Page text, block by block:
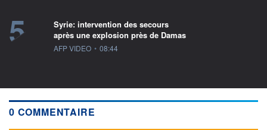
5
Syrie: intervention des secours
après une explosion près de Damas
information fournie par
AFP VIDEO • 08:44
0 COMMENTAIRE